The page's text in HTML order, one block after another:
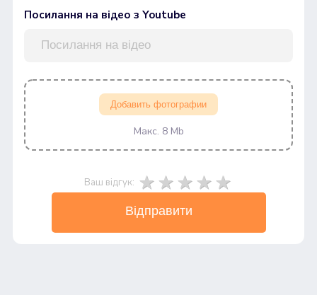
Посилання на відео з Youtube
Добавить фотографии
Макс. 8 Mb
Ваш відгук:
Відправити